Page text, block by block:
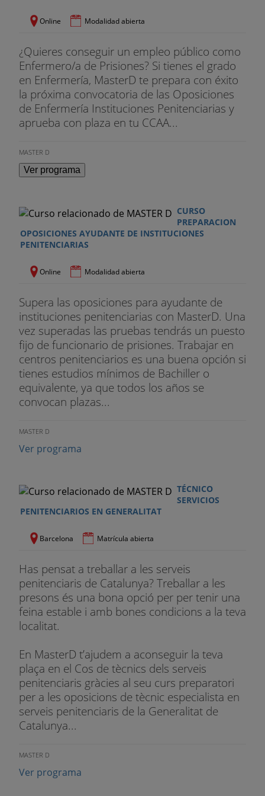
Online Modalidad abierta
¿Quieres conseguir un empleo público como
Enfermero/a de Prisiones? Si tienes el grado
en Enfermería, MasterD te prepara con éxito
la próxima convocatoria de las Oposiciones
de Enfermería Instituciones Penitenciarias y
aprueba con plaza en tu CCAA...
MASTER D
Ver programa
CURSO
PREPARACION
OPOSICIONES AYUDANTE DE INSTITUCIONES
PENITENCIARIAS
Online Modalidad abierta
Supera las oposiciones para ayudante de
instituciones penitenciarias con MasterD. Una
vez superadas las pruebas tendrás un puesto
fijo de funcionario de prisiones. Trabajar en
centros penitenciarios es una buena opción si
tienes estudios mínimos de Bachiller o
equivalente, ya que todos los años se
convocan plazas...
MASTER D
Ver programa
TÉCNICO
SERVICIOS
PENITENCIARIOS EN GENERALITAT
Barcelona Matrícula abierta
Has pensat a treballar a les serveis
penitenciaris de Catalunya? Treballar a les
presons és una bona opció per per tenir una
feina estable i amb bones condicions a la teva
localitat.
En MasterD t’ajudem a aconseguir la teva
plaça en el Cos de tècnics dels serveis
penitenciaris gràcies al seu curs preparatori
per a les oposicions de tècnic especialista en
serveis penitenciaris de la Generalitat de
Catalunya...
MASTER D
Ver programa